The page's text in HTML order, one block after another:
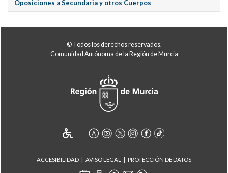
Oposiciones a Secundaria y otros Cuerpos
© Todos los derechos reservados.
Comunidad Autónoma de la Región de Murcia
ACCESIBILIDAD AVISO LEGAL PROTECCIÓN DE DATOS